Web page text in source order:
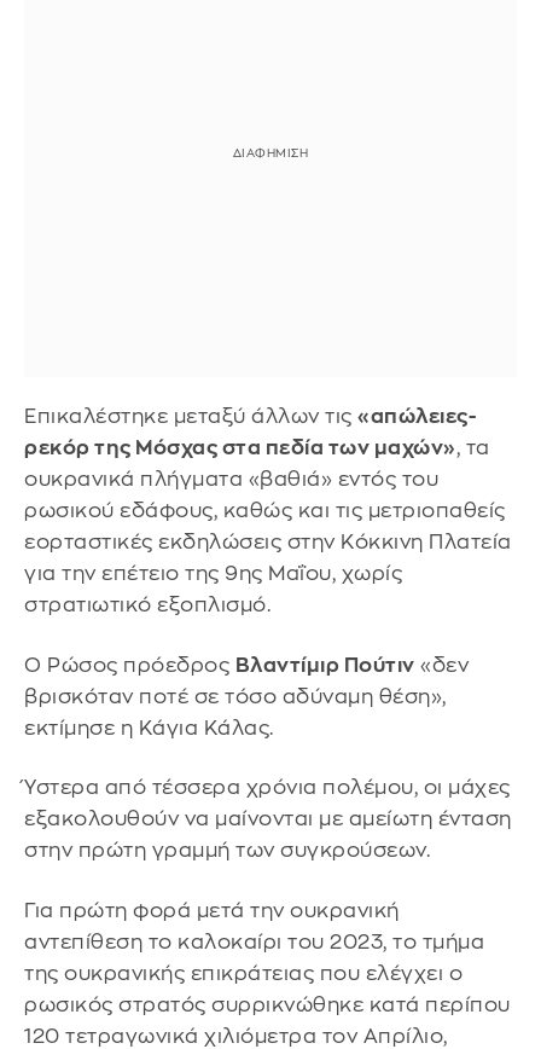
Επικαλέστηκε μεταξύ άλλων τις «απώλειες-
ρεκόρ της Μόσχας στα πεδία των μαχών», τα
ουκρανικά πλήγματα «βαθιά» εντός του
ρωσικού εδάφους, καθώς και τις μετριοπαθείς
εορταστικές εκδηλώσεις στην Κόκκινη Πλατεία
για την επέτειο της 9ης Μαΐου, χωρίς
στρατιωτικό εξοπλισμό.
Ο Ρώσος πρόεδρος Βλαντίμιρ Πούτιν «δεν
βρισκόταν ποτέ σε τόσο αδύναμη θέση»,
εκτίμησε η Κάγια Κάλας.
Ύστερα από τέσσερα χρόνια πολέμου, οι μάχες
εξακολουθούν να μαίνονται με αμείωτη ένταση
στην πρώτη γραμμή των συγκρούσεων.
Για πρώτη φορά μετά την ουκρανική
αντεπίθεση το καλοκαίρι του 2023, το τμήμα
της ουκρανικής επικράτειας που ελέγχει ο
ρωσικός στρατός συρρικνώθηκε κατά περίπου
120 τετραγωνικά χιλιόμετρα τον Απρίλιο,